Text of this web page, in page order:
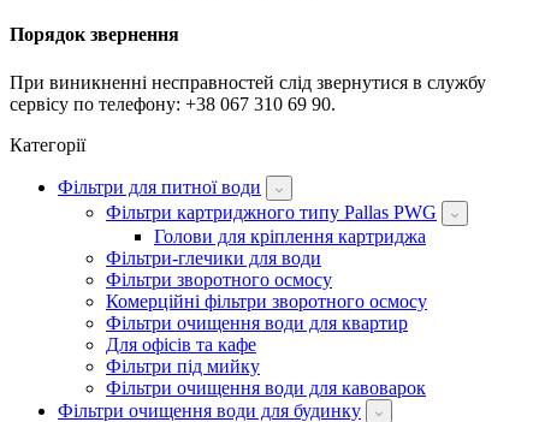
Порядок звернення
При виникненні несправностей слід звернутися в службу
сервісу по телефону: +38 067 310 69 90.
Категорії
Фільтри для питної води
Фільтри картриджного типу Pallas PWG
Голови для кріплення картриджа
Фільтри-глечики для води
Фільтри зворотного осмосу
Комерційні фільтри зворотного осмосу
Фільтри очищення води для квартир
Для офісів та кафе
Фільтри під мийку
Фільтри очищення води для кавоварок
Фільтри очищення води для будинку